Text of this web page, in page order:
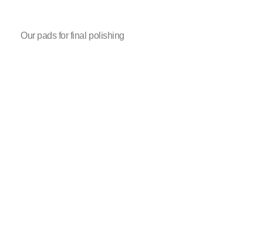
Our pads for final polishing